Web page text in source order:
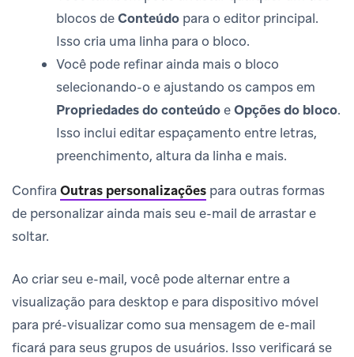
blocos deConteúdo para o editor principal.
Isso cria uma linha para o bloco.
Você pode refinar ainda mais o bloco
selecionando-o e ajustando os campos em
Propriedades do conteúdoeOpções do bloco.
Isso inclui editar espaçamento entre letras,
preenchimento, altura da linha e mais.
Confira Outras personalizações para outras formas
de personalizar ainda mais seu e-mail de arrastar e
soltar.
Ao criar seu e-mail, você pode alternar entre a
visualização para desktop e para dispositivo móvel
para pré-visualizar como sua mensagem de e-mail
ficará para seus grupos de usuários. Isso verificará se